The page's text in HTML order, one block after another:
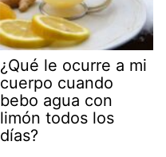
¿Qué le ocurre a mi
cuerpo cuando
bebo agua con
limón todos los
días?